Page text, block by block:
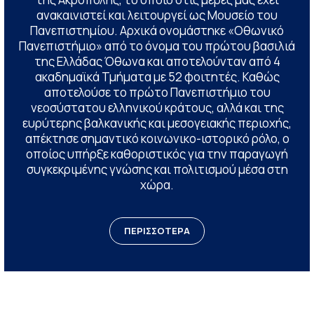
ανακαινιστεί και λειτουργεί ως Μουσείο του
Πανεπιστημίου. Αρχικά ονομάστηκε «Οθωνικό
Πανεπιστήμιο» από το όνομα του πρώτου βασιλιά
της Ελλάδας Όθωνα και αποτελούνταν από 4
ακαδημαϊκά Τμήματα με 52 φοιτητές. Καθώς
αποτελούσε το πρώτο Πανεπιστήμιο του
νεοσύστατου ελληνικού κράτους, αλλά και της
ευρύτερης βαλκανικής και μεσογειακής περιοχής,
απέκτησε σημαντικό κοινωνικο-ιστορικό ρόλο, ο
οποίος υπήρξε καθοριστικός για την παραγωγή
συγκεκριμένης γνώσης και πολιτισμού μέσα στη
χώρα.
ΠΕΡΙΣΣΟΤΕΡΑ